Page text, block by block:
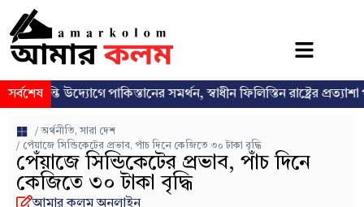
সর্বশেষ
উদ্যোগে পাকিস্তানের সমর্থন, স্বাধীন ফিলিস্তিন রাষ্ট্রের প্রত্যাশা পুনর্ব্যক্ত
/অর্থনীতি, সারা দেশ
/ পেঁয়াজে সিন্ডিকেটের প্রভাব, পাঁচ দিনে কেজিতে ৩০ টাকা বৃদ্ধি
পেঁয়াজে সিন্ডিকেটের প্রভাব, পাঁচ দিনে
কেজিতে ৩০ টাকা বৃদ্ধি
আমার কলম অনলাইন